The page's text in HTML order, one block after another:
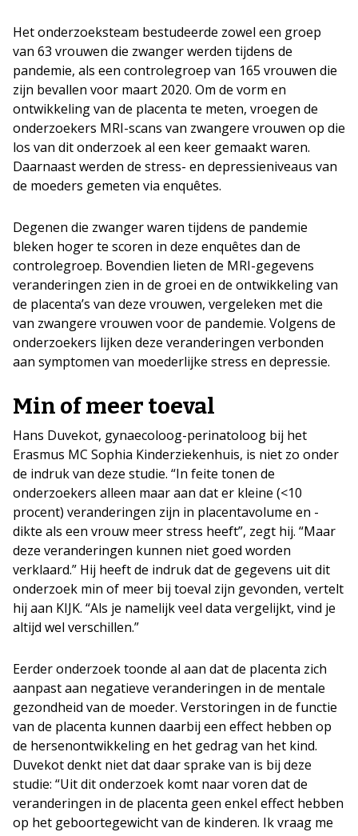
Het onderzoeksteam bestudeerde zowel een groep
van 63 vrouwen die zwanger werden tijdens de
pandemie, als een controlegroep van 165 vrouwen die
zijn bevallen voor maart 2020. Om de vorm en
ontwikkeling van de placenta te meten, vroegen de
onderzoekers MRI-scans van zwangere vrouwen op die
los van dit onderzoek al een keer gemaakt waren.
Daarnaast werden de stress- en depressieniveaus van
de moeders gemeten via enquêtes.
Degenen die zwanger waren tijdens de pandemie
bleken hoger te scoren in deze enquêtes dan de
controlegroep. Bovendien lieten de MRI-gegevens
veranderingen zien in de groei en de ontwikkeling van
de placenta’s van deze vrouwen, vergeleken met die
van zwangere vrouwen voor de pandemie. Volgens de
onderzoekers lijken deze veranderingen verbonden
aan symptomen van moederlijke stress en depressie.
Min of meer toeval
Hans Duvekot, gynaecoloog-perinatoloog bij het
Erasmus MC Sophia Kinderziekenhuis, is niet zo onder
de indruk van deze studie. “In feite tonen de
onderzoekers alleen maar aan dat er kleine (<10
procent) veranderingen zijn in placentavolume en -
dikte als een vrouw meer stress heeft”, zegt hij. “Maar
deze veranderingen kunnen niet goed worden
verklaard.” Hij heeft de indruk dat de gegevens uit dit
onderzoek min of meer bij toeval zijn gevonden, vertelt
hij aan KIJK. “Als je namelijk veel data vergelijkt, vind je
altijd wel verschillen.”
Eerder onderzoek toonde al aan dat de placenta zich
aanpast aan negatieve veranderingen in de mentale
gezondheid van de moeder. Verstoringen in de functie
van de placenta kunnen daarbij een effect hebben op
de hersenontwikkeling en het gedrag van het kind.
Duvekot denkt niet dat daar sprake van is bij deze
studie: “Uit dit onderzoek komt naar voren dat de
veranderingen in de placenta geen enkel effect hebben
op het geboortegewicht van de kinderen. Ik vraag me